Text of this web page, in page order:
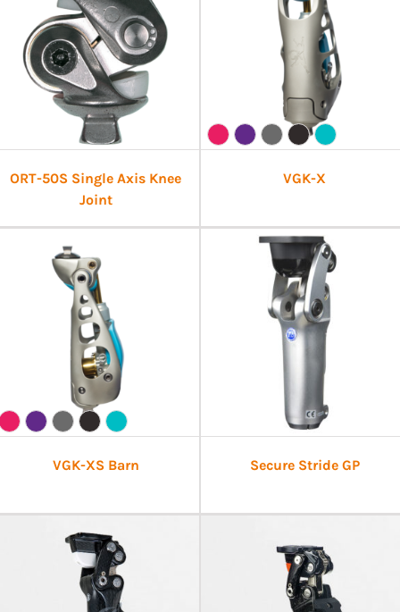
ORT-50S Single Axis Knee
Joint
VGK-X
VGK-XS Barn Secure Stride GP